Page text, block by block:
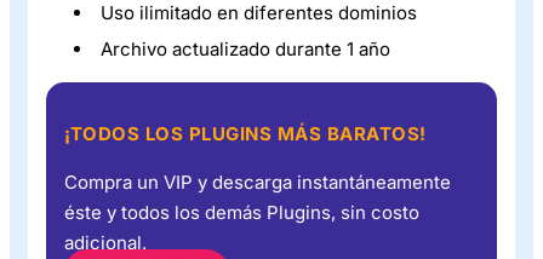
Uso ilimitado en diferentes dominios
Archivo actualizado durante 1 año
¡TODOS LOS PLUGINS MÁS BARATOS!
Compra un VIP y descarga instantáneamente
éste y todos los demás Plugins, sin costo
adicional.